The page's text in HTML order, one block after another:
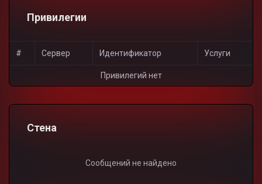
Привилегии
# Сервер Идентификатор Услуги
Привилегий нет
Стена
Сообщений не найдено